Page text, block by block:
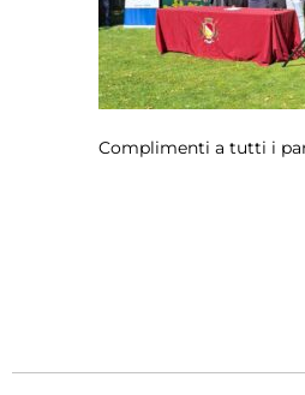
Complimenti a tutti i